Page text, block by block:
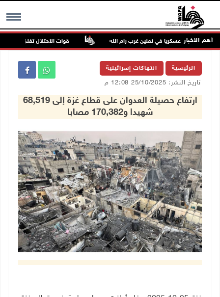
MENU أهم الاخبار
ينصب حاجزا عسكريا في نعلين غرب رام الله قوات الاحتلال تغلق مداخل
الرئيسية انتهاكات إسرائيلية
تاريخ النشر: 25/10/2025 12:08 م
ارتفاع حصيلة العدوان على قطاع غزة إلى 68,519
شهيدا و170,382 مصابا